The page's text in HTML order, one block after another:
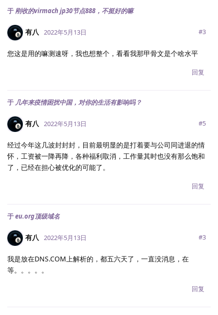
于 刚收的virmach jp30节点888，不挺好的嘛
有八 2022年5月13日 #3
您这是用的嘛测速呀，我也想整个，看看我那甲骨文是个啥水平
回复
于 几年来疫情困扰中国，对你的生活有影响吗？
有八 2022年5月13日 #5
经过今年这几波封封封，目前最明显的是打着要与公司同进退的情
怀，工资被一降再降，各种福利取消，工作量其时也没有那么饱和
了，已经在担心被优化的可能了。
回复
于eu.org顶级域名
有八 2022年5月13日 #3
我是放在DNS.COM上解析的，都五六天了，一直没消息，在
等。。。。。
回复